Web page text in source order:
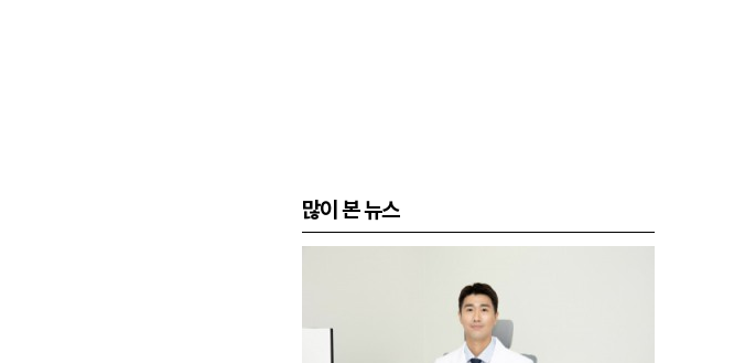
많이 본 뉴스